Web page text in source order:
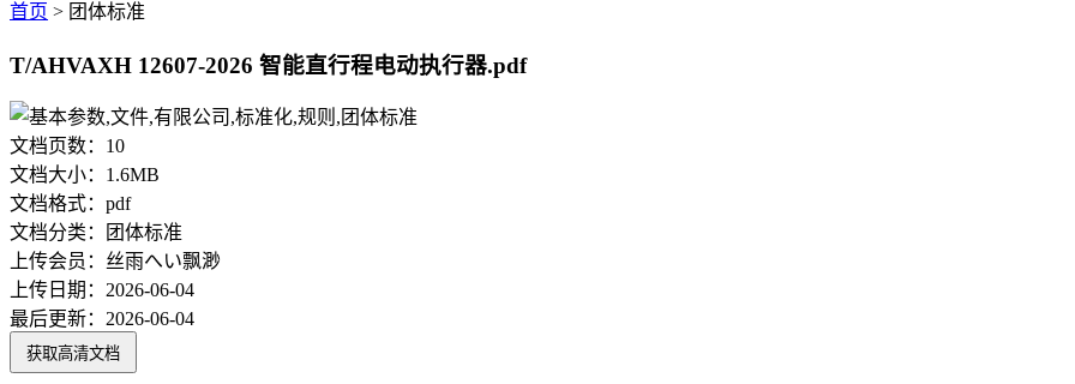
首页 > 团体标准
T/AHVAXH 12607-2026 智能直行程电动执行器.pdf
文档页数： 10
文档大小： 1.6MB
文档格式： pdf
文档分类：
团体标准
上传会员： 丝雨へい飘渺
上传日期： 2026-06-04
最后更新： 2026-06-04
获取高清文档